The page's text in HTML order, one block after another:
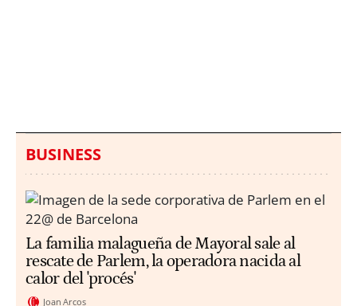
BUSINESS
La familia malagueña de Mayoral sale al
rescate de Parlem, la operadora nacida al
calor del 'procés'
Joan Arcos